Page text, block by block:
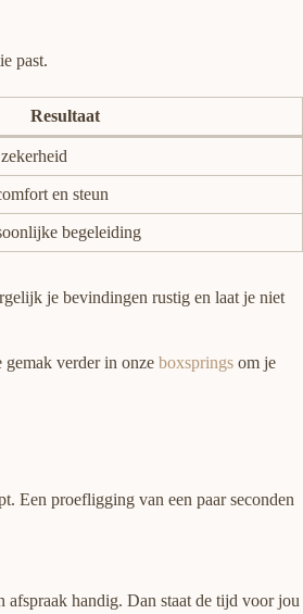
past.
Resultaat
en steun
begeleiding
je bevindingen rustig en laat je niet
verder in onze boxsprings om je
Een proefligging van een paar seconden
afspraak handig. Dan staat de tijd voor jou